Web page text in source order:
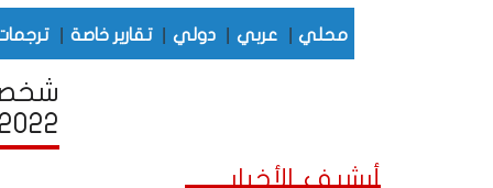
محلي عربي دولي تقارير خاصة
2022
أرشيف الأخبار